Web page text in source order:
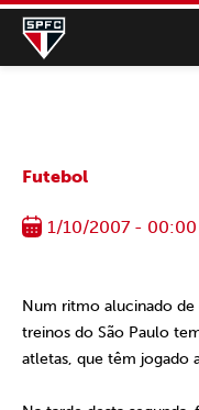
Futebol
1/10/2007 - 00:00
Num ritmo alucinado
treinos do São Paulo
atletas, que têm jogado